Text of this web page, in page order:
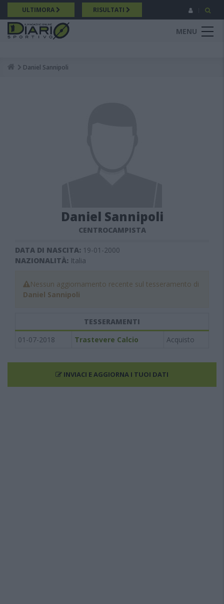
Salta
al
contenuto
principale
ULTIMORA RISULTATI
MENU
Breadcrumb
Daniel Sannipoli
Daniel Sannipoli
CENTROCAMPISTA
DATA DI NASCITA: 19-01-2000
NAZIONALITÀ: Italia
Nessun aggiornamento recente sul tesseramento di
Daniel Sannipoli
TESSERAMENTI
01-07-2018
Trastevere Calcio Acquisto
INVIACI E AGGIORNA I TUOI DATI